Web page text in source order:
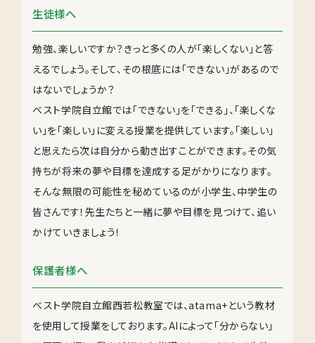
生徒様へ
勉強、楽しいですか？きっと多くの人が「楽しくない」と答
えるでしょう。そして、その根底には「できない」があるので
はないでしょうか？
ベスト学院自立館では「できない」を「できる」、「楽しくな
い」を「楽しい」に変える授業を提供しています。「楽しい」
と思えたら次は自分から動き出すことができます。その気
持ちが将来の夢や目標を達成する足がかりになります。
そんな無限の可能性を秘めているのが小学生、中学生の
皆さんです！先生たちと一緒に夢や目標を見つけて、追い
かけていきましょう！
保護者様へ
ベスト学院自立館西若松教室では、atama+という教材
を使用して授業をしております。AIによって「分からない」